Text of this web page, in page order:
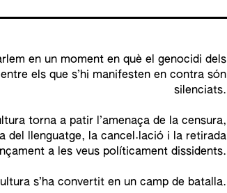
en un moment en què el genocidi dels
els que s’hi manifesten en contra són
silenciats.
torna a patir l’amenaça de la censura,
del llenguatge, la cancel·lació i la retirada
a les veus políticament dissidents.
s’ha convertit en un camp de batalla.